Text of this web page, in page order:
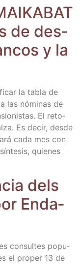
de des­
y la
la tabla de
las nómi­nas de
El reto­
Es decir, des­de
cada mes con
quie­nes
dels
Enda­
con­sul­tes popu­
el pro­per 13 de